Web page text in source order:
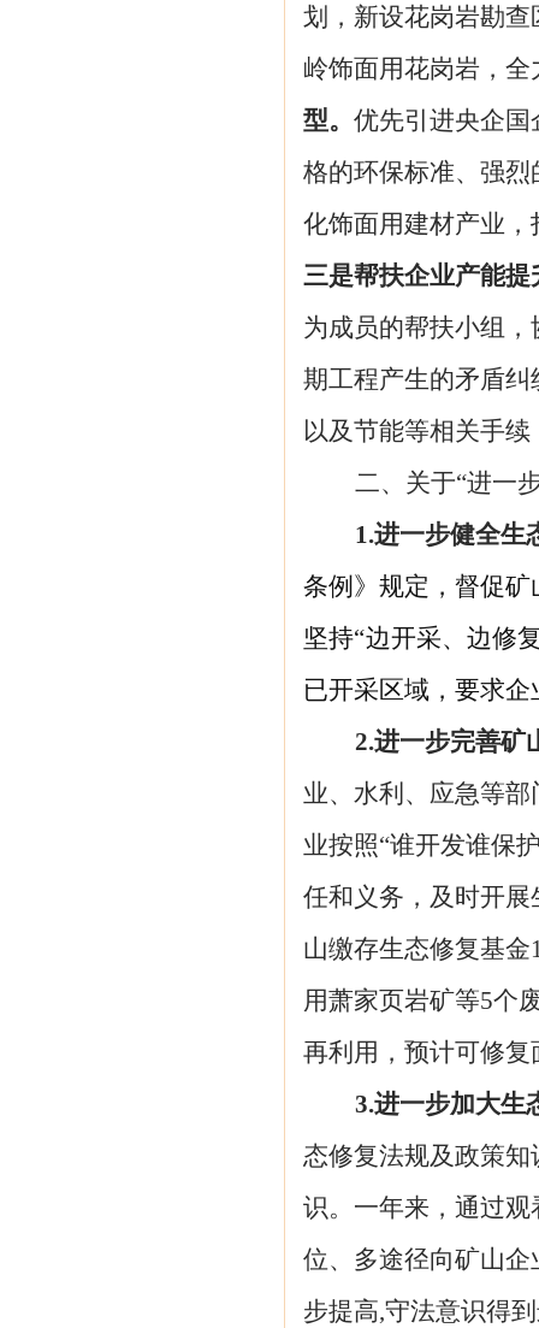
划， 新设花岗岩勘查
岭饰面用花岗岩，全
型。优先引进央企
格的环保标准、强
化饰面用建材产业
三是帮扶企业产能提
为成员的帮扶小组
期工程产生的矛盾
以及节能等相关手
二、关于“进一
1.进一步健全生
条例》规定，督促矿
坚持“边开采、边修
已开采区域，要求
2.进一步完善矿
业、水利、应急等部
业按照“谁开发谁保
任和义务，及时开
山缴存生态修复基金
用萧家页岩矿等5个
再利用，预计可修复
3.进一步加大生
态修复法规及政策
识。 一年来，通过观
位、多途径向矿山
步提高,守法意识得